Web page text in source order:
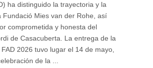
ha distinguido la trayectoria y la
Fundació Mies van der Rohe, así
comprometida y honesta del
de Casacuberta. La entrega de la
2026 tuvo lugar el 14 de mayo,
de la ...